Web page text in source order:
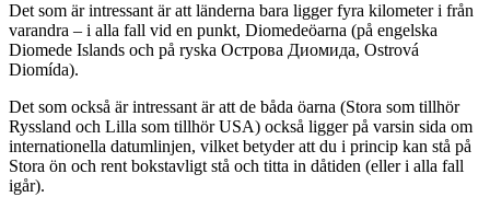
Det som är intressant är att länderna bara ligger fyra kilometer i från
varandra – i alla fall vid en punkt, Diomedeöarna (på engelska
Diomede Islands och på ryska Oстрова Диомида, Ostrová
Diomída).
Det som också är intressant är att de båda öarna (Stora som tillhör
Ryssland och Lilla som tillhör USA) också ligger på varsin sida om
internationella datumlinjen, vilket betyder att du i princip kan stå på
Stora ön och rent bokstavligt stå och titta in dåtiden (eller i alla fall
igår).